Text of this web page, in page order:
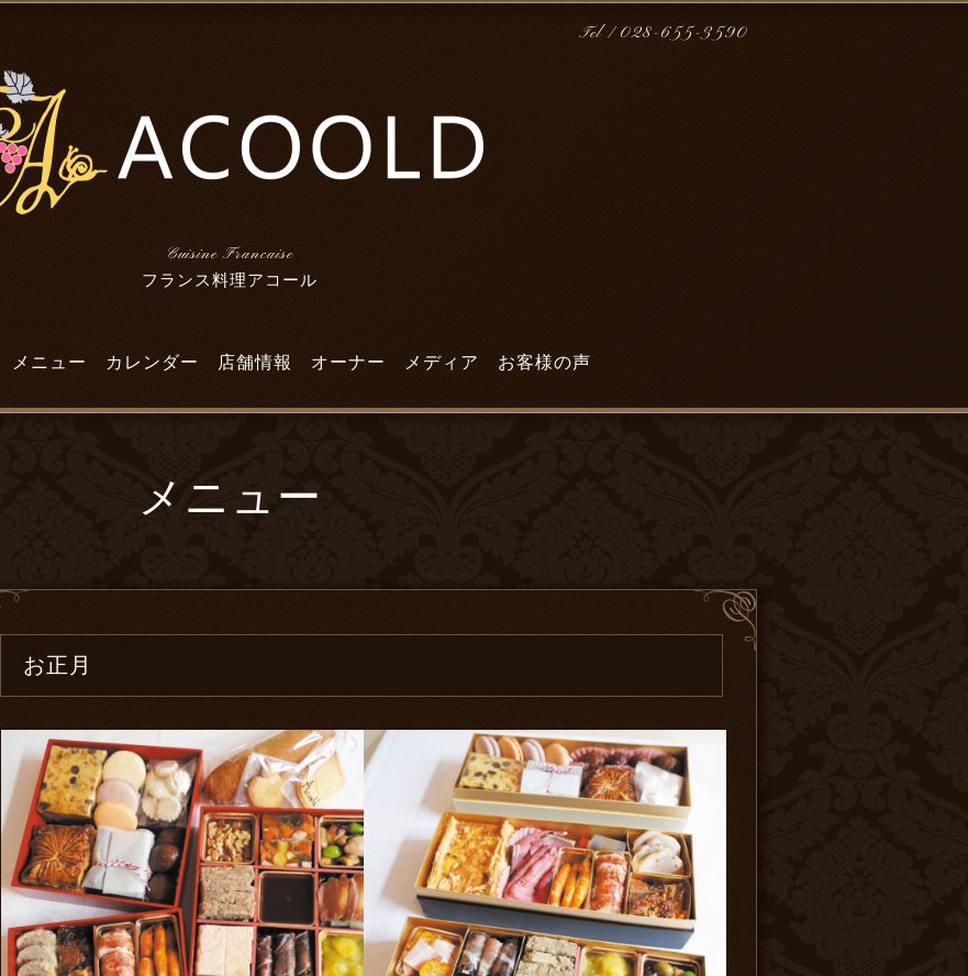
Tel / 028-655-3590
Cuisine Francaise
フランス料理アコール
メニュー カレンダー 店舗情報 オーナー メディア お客様の声
メニュー
お正月